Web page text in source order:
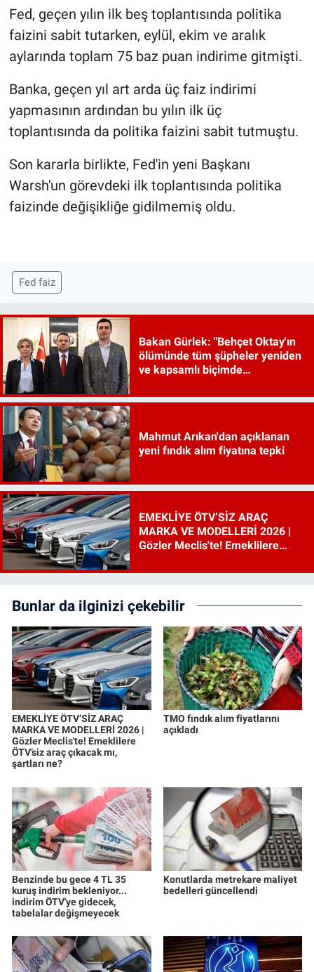
Fed, geçen yılın ilk beş toplantısında politika
faizini sabit tutarken, eylül, ekim ve aralık
aylarında toplam 75 baz puan indirime gitmişti.
Banka, geçen yıl art arda üç faiz indirimi
yapmasının ardından bu yılın ilk üç
toplantısında da politika faizini sabit tutmuştu.
Son kararla birlikte, Fed'in yeni Başkanı
Warsh'un görevdeki ilk toplantısında politika
faizinde değişikliğe gidilmemiş oldu.
Fed faiz
Bakan Gürlek: "Behçet Oktay'ın
ölümünde tüm şüpheler yeniden
ve kapsamlı biçimde
Mahmut Arıkan'dan açıklanan
yeni fındık alım fiyatına tepki
EMEKLİYE ÖTV’SİZ ARAÇ
MARKA VE MODELLERİ 2026 |
Gözler Meclis'te! Emeklilere
ne?
Bunlar da ilginizi çekebilir
EMEKLİYE ÖTV’SİZ ARAÇ
MARKA VE MODELLERİ 2026 |
Gözler Meclis'te! Emeklilere
ÖTV’siz araç çıkacak mı,
şartları ne?
TMO fındık alım fiyatlarını
açıkladı
Benzinde bu gece 4 TL 35
kuruş indirim bekleniyor...
indirim ÖTV'ye gidecek,
tabelalar değişmeyecek
Konutlarda metrekare maliyet
bedelleri güncellendi